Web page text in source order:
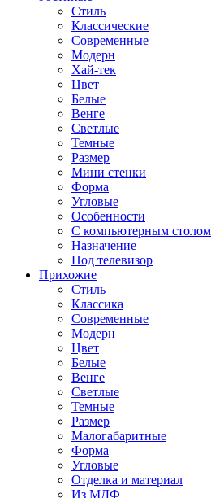
Стиль
Классические
Современные
Модерн
Хай-тек
Цвет
Белые
Венге
Светлые
Темные
Размер
Мини стенки
Форма
Угловые
Особенности
С компьютерным столом
Назначение
Под телевизор
Прихожие
Стиль
Классика
Современные
Модерн
Цвет
Белые
Венге
Светлые
Темные
Размер
Малогабаритные
Форма
Угловые
Отделка и материал
Из МДФ